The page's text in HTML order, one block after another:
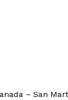
– San